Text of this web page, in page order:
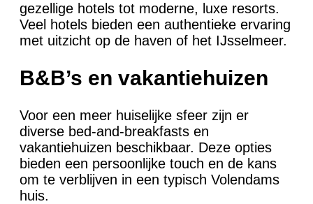
gezellige hotels tot moderne, luxe resorts.
Veel hotels bieden een authentieke ervaring
met uitzicht op de haven of het IJsselmeer.
B&B’s en vakantiehuizen
Voor een meer huiselijke sfeer zijn er
diverse bed-and-breakfasts en
vakantiehuizen beschikbaar. Deze opties
bieden een persoonlijke touch en de kans
om te verblijven in een typisch Volendams
huis.